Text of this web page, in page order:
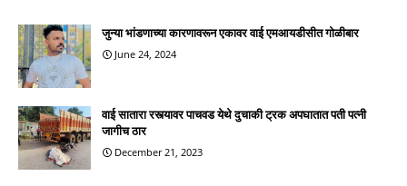
जुन्या भांडणाच्या कारणावरून एकावर वाई एमआयडीसीत गोळीबार
June 24, 2024
वाई सातारा रस्त्यावर पाचवड येथे दुचाकी ट्रक अपघातात पती पत्नी
जागीच ठार
December 21, 2023